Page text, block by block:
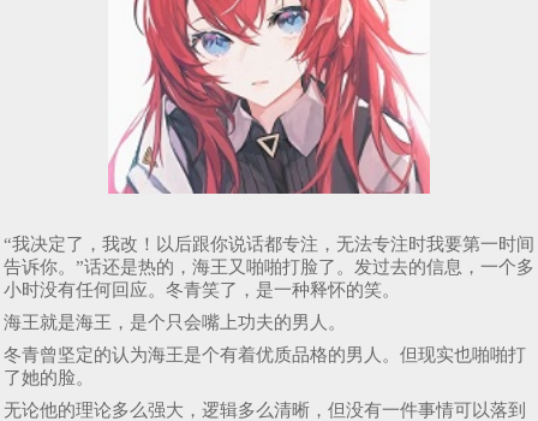
“我决定了，我改！以后跟你说话都专注，无法专注时我要第一时间
告诉你。”话还是热的，海王又啪啪打脸了。发过去的信息，一个多
小时没有任何回应。冬青笑了，是一种释怀的笑。
海王就是海王，是个只会嘴上功夫的男人。
冬青曾坚定的认为海王是个有着优质品格的男人。但现实也啪啪打
了她的脸。
无论他的理论多么强大，逻辑多么清晰，但没有一件事情可以落到